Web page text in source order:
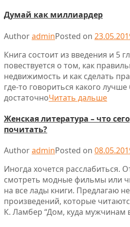
Думай как миллиардер
AuthoradminPosted on
Книга состоит из введения и 5
повествуется о том, как
недвижимость и как сделать
где-то говориться какого
достаточноЧитать дальше
Женская литература – что
почитать?
AuthoradminPosted on
Иногда хочется расслабиться.
смотреть модные фильмы или
на все лады книги. Предлагаю
произведений, которые
К. Ламбер “Дом, куда мужчинам